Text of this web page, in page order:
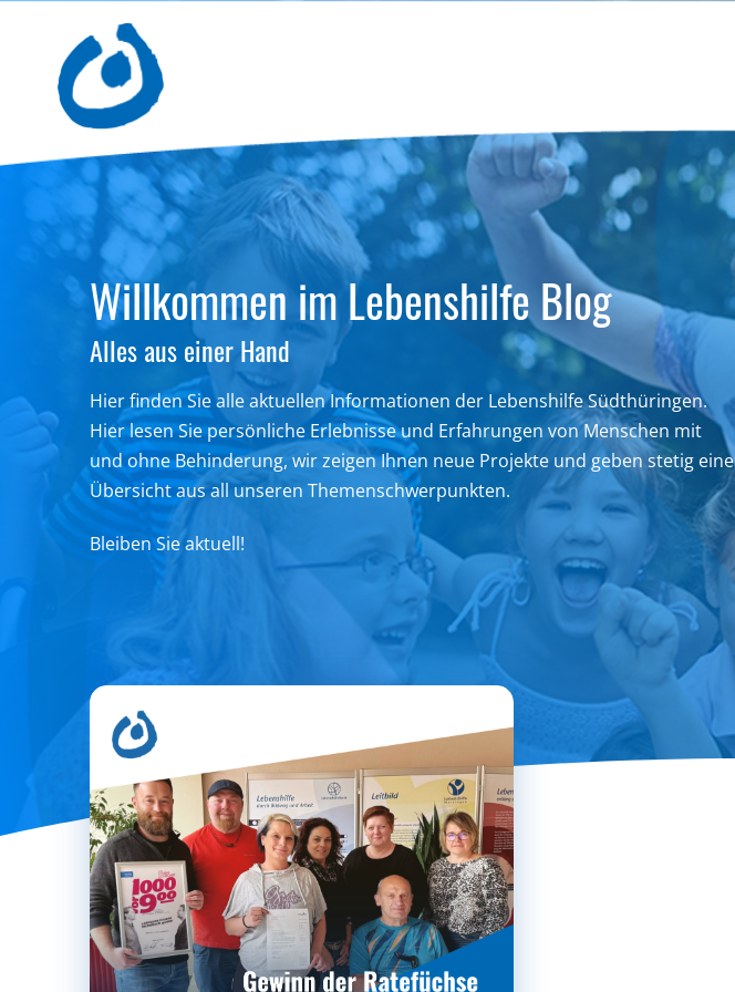
Willkommen im Lebenshilfe Blog
Alles aus einer Hand
Hier finden Sie alle aktuellen Informationen der Lebenshilfe Südthüringen.
Hier lesen Sie persönliche Erlebnisse und Erfahrungen von Menschen mit
und ohne Behinderung, wir zeigen Ihnen neue Projekte und geben stetig eine
Übersicht aus all unseren Themenschwerpunkten.
Bleiben Sie aktuell!